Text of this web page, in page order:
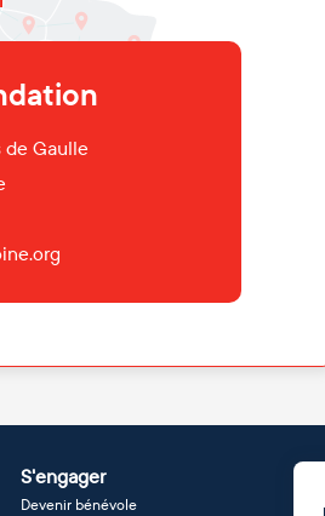
de Gaulle
S'engager
Devenir bénévole